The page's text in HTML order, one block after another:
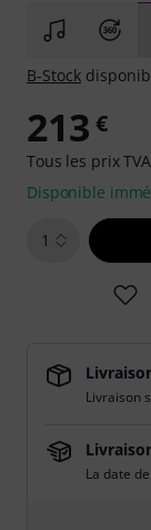
B-Stock
213 €
Tous les prix
Disponible
1
Livraison
La date